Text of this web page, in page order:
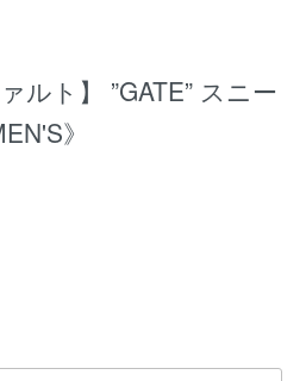
ルト】 ”GATE” スニー
》